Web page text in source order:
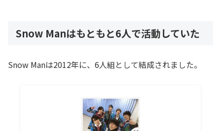
Snow Manはもともと6人で活動していた
Snow Manは2012年に、6人組として結成されました。